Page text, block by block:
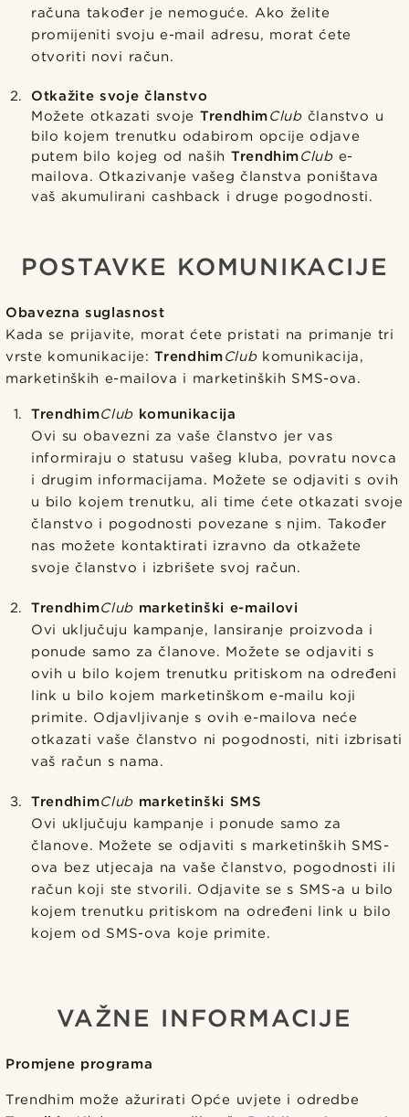
računa također je nemoguće. Ako želite
promijeniti svoju e-mail adresu, morat ćete
otvoriti novi račun.
Otkažite svoje članstvo
Možete otkazati svoje TrendhimClubčlanstvo u
bilo kojem trenutku odabirom opcije odjave
putem bilo kojeg od naših TrendhimClube-
mailova. Otkazivanje vašeg članstva poništava
vaš akumulirani cashback i druge pogodnosti.
POSTAVKE KOMUNIKACIJE
Obavezna suglasnost
Kada se prijavite, morat ćete pristati na primanje tri
vrste komunikacije:TrendhimClubkomunikacija,
marketinških e-mailova i marketinških SMS-ova.
TrendhimClubkomunikacija
Ovi su obavezni za vaše članstvo jer vas
informiraju o statusu vašeg kluba, povratu novca
i drugim informacijama. Možete se odjaviti s ovih
u bilo kojem trenutku, ali time ćete otkazati svoje
članstvo i pogodnosti povezane s njim. Također
nas možete kontaktirati izravno da otkažete
svoje članstvo i izbrišete svoj račun.
TrendhimClubmarketinški e-mailovi
Ovi uključuju kampanje, lansiranje proizvoda i
ponude samo za članove. Možete se odjaviti s
ovih u bilo kojem trenutku pritiskom na određeni
link u bilo kojem marketinškom e-mailu koji
primite. Odjavljivanje s ovih e-mailova neće
otkazati vaše članstvo ni pogodnosti, niti izbrisati
vaš račun s nama.
TrendhimClubmarketinški SMS
Ovi uključuju kampanje i ponude samo za
članove. Možete se odjaviti s marketinških SMS-
ova bez utjecaja na vaše članstvo, pogodnosti ili
račun koji ste stvorili. Odjavite se s SMS-a u bilo
kojem trenutku pritiskom na određeni link u bilo
kojem od SMS-ova koje primite.
VAŽNE INFORMACIJE
Promjene programa
Trendhim može ažurirati Opće uvjete i odredbe